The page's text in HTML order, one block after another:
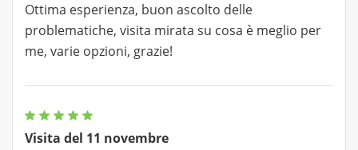
Ottima esperienza, buon ascolto delle
problematiche, visita mirata su cosa è meglio per
me, varie opzioni, grazie!
Visita del 11 novembre